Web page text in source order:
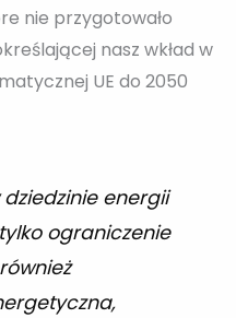
nie przygotowało
nasz wkład w
UE do 2050
energii
ograniczenie